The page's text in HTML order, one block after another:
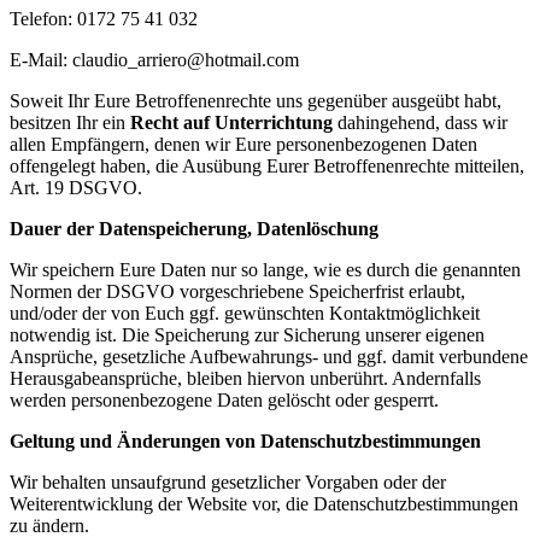
Telefon: 0172 75 41 032
E-Mail: claudio_arriero@hotmail.com
Soweit Ihr Eure Betroffenenrechte uns gegenüber ausgeübt habt,
besitzen Ihr ein Recht auf Unterrichtung dahingehend, dass wir
allen Empfängern, denen wir Eure personenbezogenen Daten
offengelegt haben, die Ausübung Eurer Betroffenenrechte mitteilen,
Art. 19 DSGVO.
Dauer der Datenspeicherung, Datenlöschung
Wir speichern Eure Daten nur so lange, wie es durch die genannten
Normen der DSGVO vorgeschriebene Speicherfrist erlaubt,
und/oder der von Euch ggf. gewünschten Kontaktmöglichkeit
notwendig ist. Die Speicherung zur Sicherung unserer eigenen
Ansprüche, gesetzliche Aufbewahrungs- und ggf. damit verbundene
Herausgabeansprüche, bleiben hiervon unberührt. Andernfalls
werden personenbezogene Daten gelöscht oder gesperrt.
Geltung und Änderungen von Datenschutzbestimmungen
Wir behalten unsaufgrund gesetzlicher Vorgaben oder der
Weiterentwicklung der Website vor, die Datenschutzbestimmungen
zu ändern.